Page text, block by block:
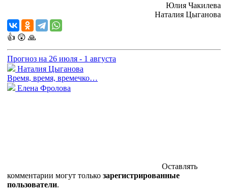
Юлия Чакилева
Наталия Цыганова
👍 😲 🙏
Прогноз на 26 июля - 1 августа
Наталия Цыганова
Время, время, времечко…
Елена Фролова
Оставлять
комментарии могут только зарегистрированные
пользователи.